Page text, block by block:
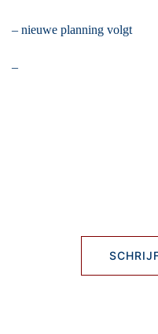
– nieuwe planning volgt
–